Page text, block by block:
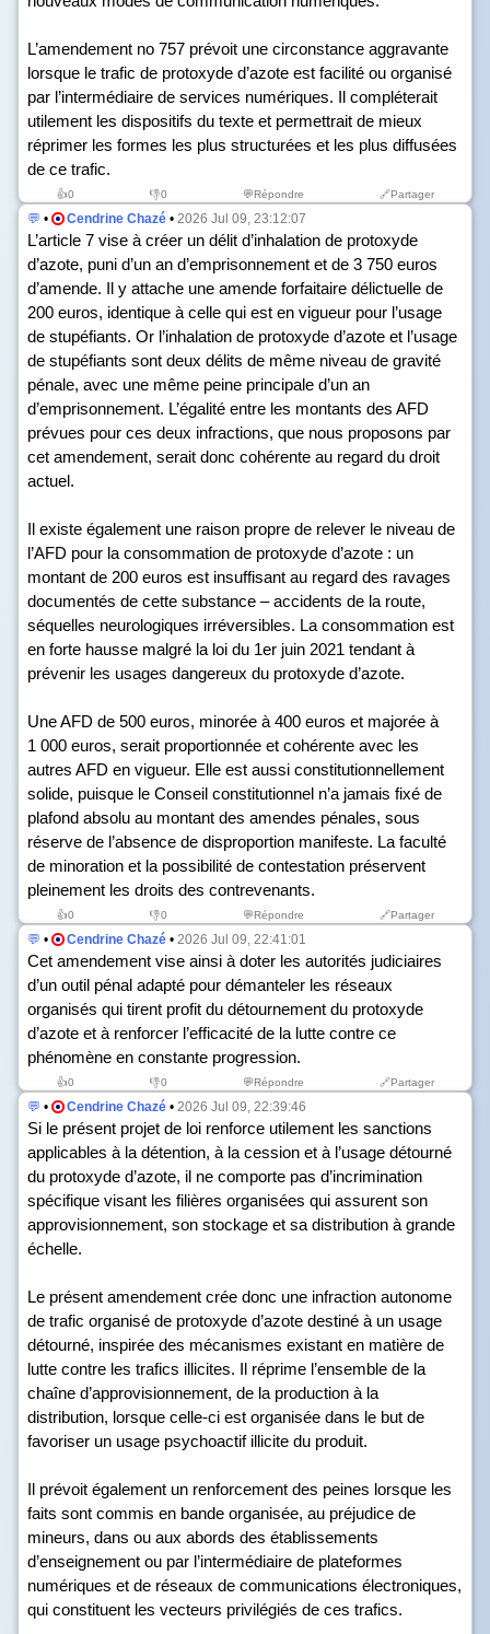
L’amendement no 757 prévoit une circonstance aggravante
lorsque le trafic de protoxyde d’azote est facilité ou organisé
par l’intermédiaire de services numériques. Il compléterait
utilement les dispositifs du texte et permettrait de mieux
réprimer les formes les plus structurées et les plus diffusées
de ce trafic.
👍0 👎0 💬Répondre 🔗Partager
💬 • Cendrine Chazé • 2026 Jul 09, 23:12:07
L’article 7 vise à créer un délit d’inhalation de protoxyde
d’azote, puni d’un an d’emprisonnement et de 3 750 euros
d’amende. Il y attache une amende forfaitaire délictuelle de
200 euros, identique à celle qui est en vigueur pour l’usage
de stupéfiants. Or l’inhalation de protoxyde d’azote et l’usage
de stupéfiants sont deux délits de même niveau de gravité
pénale, avec une même peine principale d’un an
d’emprisonnement. L’égalité entre les montants des AFD
prévues pour ces deux infractions, que nous proposons par
cet amendement, serait donc cohérente au regard du droit
actuel.
Il existe également une raison propre de relever le niveau de
l’AFD pour la consommation de protoxyde d’azote : un
montant de 200 euros est insuffisant au regard des ravages
documentés de cette substance – accidents de la route,
séquelles neurologiques irréversibles. La consommation est
en forte hausse malgré la loi du 1er juin 2021 tendant à
prévenir les usages dangereux du protoxyde d’azote.
Une AFD de 500 euros, minorée à 400 euros et majorée à
1 000 euros, serait proportionnée et cohérente avec les
autres AFD en vigueur. Elle est aussi constitutionnellement
solide, puisque le Conseil constitutionnel n’a jamais fixé de
plafond absolu au montant des amendes pénales, sous
réserve de l’absence de disproportion manifeste. La faculté
de minoration et la possibilité de contestation préservent
pleinement les droits des contrevenants.
👍0 👎0 💬Répondre 🔗Partager
💬 • Cendrine Chazé • 2026 Jul 09, 22:41:01
Cet amendement vise ainsi à doter les autorités judiciaires
d’un outil pénal adapté pour démanteler les réseaux
organisés qui tirent profit du détournement du protoxyde
d’azote et à renforcer l’efficacité de la lutte contre ce
phénomène en constante progression.
👍0 👎0 💬Répondre 🔗Partager
💬 • Cendrine Chazé • 2026 Jul 09, 22:39:46
Si le présent projet de loi renforce utilement les sanctions
applicables à la détention, à la cession et à l’usage détourné
du protoxyde d’azote, il ne comporte pas d’incrimination
spécifique visant les filières organisées qui assurent son
approvisionnement, son stockage et sa distribution à grande
échelle.
Le présent amendement crée donc une infraction autonome
de trafic organisé de protoxyde d’azote destiné à un usage
détourné, inspirée des mécanismes existant en matière de
lutte contre les trafics illicites. Il réprime l’ensemble de la
chaîne d’approvisionnement, de la production à la
distribution, lorsque celle-ci est organisée dans le but de
favoriser un usage psychoactif illicite du produit.
Il prévoit également un renforcement des peines lorsque les
faits sont commis en bande organisée, au préjudice de
mineurs, dans ou aux abords des établissements
d’enseignement ou par l’intermédiaire de plateformes
numériques et de réseaux de communications électroniques,
qui constituent les vecteurs privilégiés de ces trafics.